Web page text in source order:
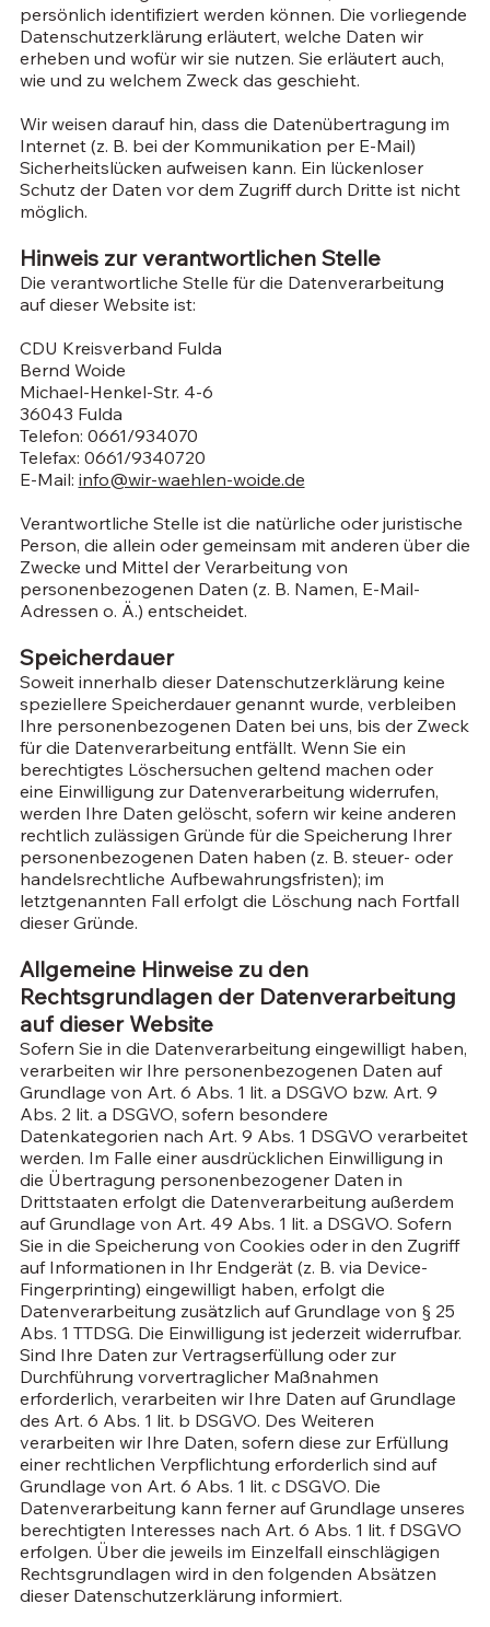
persönlich identifiziert werden können. Die vorliegende
Datenschutzerklärung erläutert, welche Daten wir
erheben und wofür wir sie nutzen. Sie erläutert auch,
wie und zu welchem Zweck das geschieht.
Wir weisen darauf hin, dass die Datenübertragung im
Internet (z. B. bei der Kommunikation per E-Mail)
Sicherheitslücken aufweisen kann. Ein lückenloser
Schutz der Daten vor dem Zugriff durch Dritte ist nicht
möglich.
Hinweis zur verantwortlichen Stelle
Die verantwortliche Stelle für die Datenverarbeitung
auf dieser Website ist:
CDU Kreisverband Fulda
Bernd Woide
Michael-Henkel-Str. 4-6
36043 Fulda
Telefon: 0661/934070
Telefax: 0661/9340720
E-Mail: info@wir-waehlen-woide.de
Verantwortliche Stelle ist die natürliche oder juristische
Person, die allein oder gemeinsam mit anderen über die
Zwecke und Mittel der Verarbeitung von
personenbezogenen Daten (z. B. Namen, E-Mail-
Adressen o. Ä.) entscheidet.
Speicherdauer
Soweit innerhalb dieser Datenschutzerklärung keine
speziellere Speicherdauer genannt wurde, verbleiben
Ihre personenbezogenen Daten bei uns, bis der Zweck
für die Datenverarbeitung entfällt. Wenn Sie ein
berechtigtes Löschersuchen geltend machen oder
eine Einwilligung zur Datenverarbeitung widerrufen,
werden Ihre Daten gelöscht, sofern wir keine anderen
rechtlich zulässigen Gründe für die Speicherung Ihrer
personenbezogenen Daten haben (z. B. steuer- oder
handelsrechtliche Aufbewahrungsfristen); im
letztgenannten Fall erfolgt die Löschung nach Fortfall
dieser Gründe.
Allgemeine Hinweise zu den
Rechtsgrundlagen der Datenverarbeitung
auf dieser Website
Sofern Sie in die Datenverarbeitung eingewilligt haben,
verarbeiten wir Ihre personenbezogenen Daten auf
Grundlage von Art. 6 Abs. 1 lit. a DSGVO bzw. Art. 9
Abs. 2 lit. a DSGVO, sofern besondere
Datenkategorien nach Art. 9 Abs. 1 DSGVO verarbeitet
werden. Im Falle einer ausdrücklichen Einwilligung in
die Übertragung personenbezogener Daten in
Drittstaaten erfolgt die Datenverarbeitung außerdem
auf Grundlage von Art. 49 Abs. 1 lit. a DSGVO. Sofern
Sie in die Speicherung von Cookies oder in den Zugriff
auf Informationen in Ihr Endgerät (z. B. via Device-
Fingerprinting) eingewilligt haben, erfolgt die
Datenverarbeitung zusätzlich auf Grundlage von § 25
Abs. 1 TTDSG. Die Einwilligung ist jederzeit widerrufbar.
Sind Ihre Daten zur Vertragserfüllung oder zur
Durchführung vorvertraglicher Maßnahmen
erforderlich, verarbeiten wir Ihre Daten auf Grundlage
des Art. 6 Abs. 1 lit. b DSGVO. Des Weiteren
verarbeiten wir Ihre Daten, sofern diese zur Erfüllung
einer rechtlichen Verpflichtung erforderlich sind auf
Grundlage von Art. 6 Abs. 1 lit. c DSGVO. Die
Datenverarbeitung kann ferner auf Grundlage unseres
berechtigten Interesses nach Art. 6 Abs. 1 lit. f DSGVO
erfolgen. Über die jeweils im Einzelfall einschlägigen
Rechtsgrundlagen wird in den folgenden Absätzen
dieser Datenschutzerklärung informiert.